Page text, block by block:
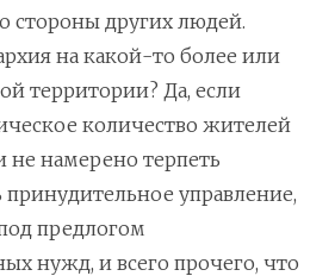
стороны других людей.
на какой-то более или
территории? Да, если
количество жителей
не намерено терпеть
принудительное управление,
предлогом
нужд, и всего прочего, что